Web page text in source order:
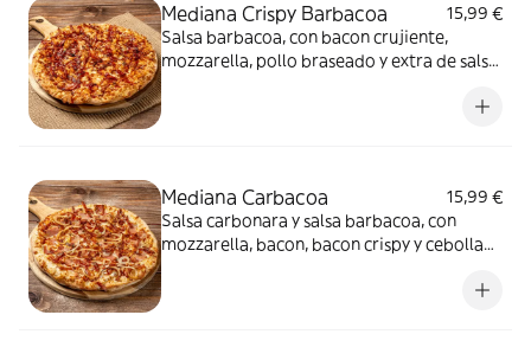
Mediana Crispy Barbacoa
15,99 €
Salsa barbacoa, con bacon crujiente,
mozzarella, pollo braseado y extra de salsa
Mediana Carbacoa
15,99 €
Salsa carbonara y salsa barbacoa, con
mozzarella, bacon, bacon crispy y cebolla